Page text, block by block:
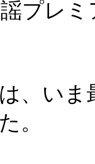
プレ
、いま
。